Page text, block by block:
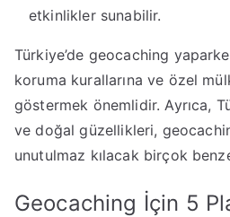
etkinlikler sunabilir.
Türkiye’de geocaching
koruma kurallarına ve özel
göstermek önemlidir. Ayrıca,
ve doğal güzellikleri,
unutulmaz kılacak birçok
Geocaching İçin 5